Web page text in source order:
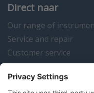
Direct naar
Our range of
Service and repair
Customer service
Instrumentation news
Contact us